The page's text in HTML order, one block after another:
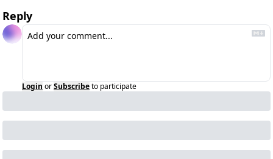
Reply
Login orSubscribeto participate